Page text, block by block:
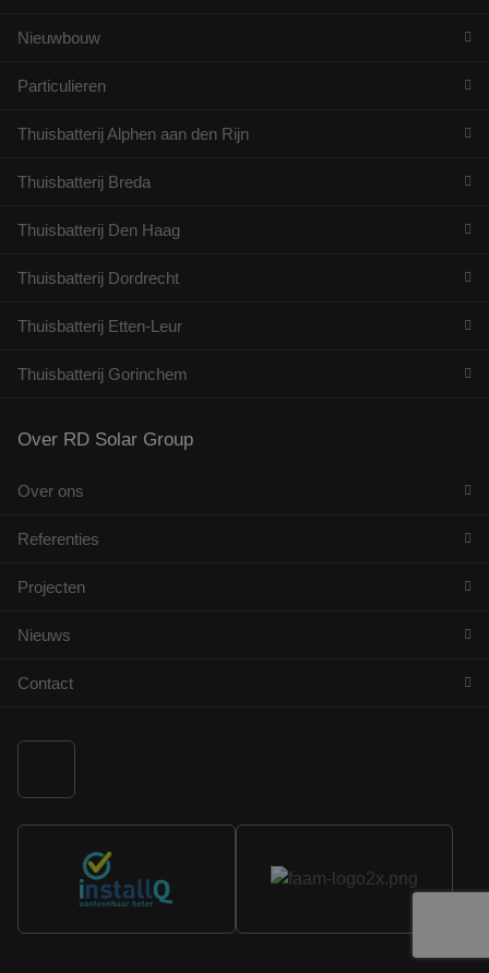
Nieuwbouw
Particulieren
Thuisbatterij Alphen aan den Rijn
Thuisbatterij Breda
Thuisbatterij Den Haag
Thuisbatterij Dordrecht
Thuisbatterij Etten-Leur
Thuisbatterij Gorinchem
Over RD Solar Group
Over ons
Referenties
Projecten
Nieuws
Contact